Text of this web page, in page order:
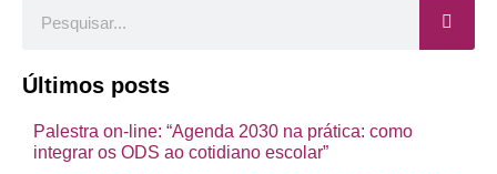
Últimos posts
Palestra on-line: “Agenda 2030 na prática: como
integrar os ODS ao cotidiano escolar”